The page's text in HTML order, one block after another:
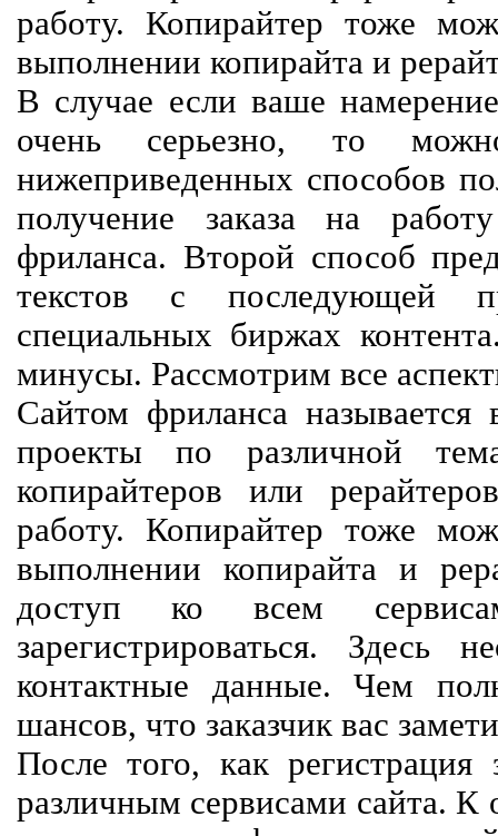
работу. Копирайтер тоже
выполнении копирайта и
В случае если ваше
очень серьезно, то
нижеприведенных способов
получение заказа на
фриланса. Второй способ
текстов с последующей
специальных биржах
минусы. Рассмотрим все
Сайтом фриланса называется
проекты по различной
копирайтеров или
работу. Копирайтер тоже
выполнении копирайта и
доступ ко всем
зарегистрироваться. Здесь
контактные данные. Чем
шансов, что заказчик вас
После того, как регистрация
различным сервисами сайта. К